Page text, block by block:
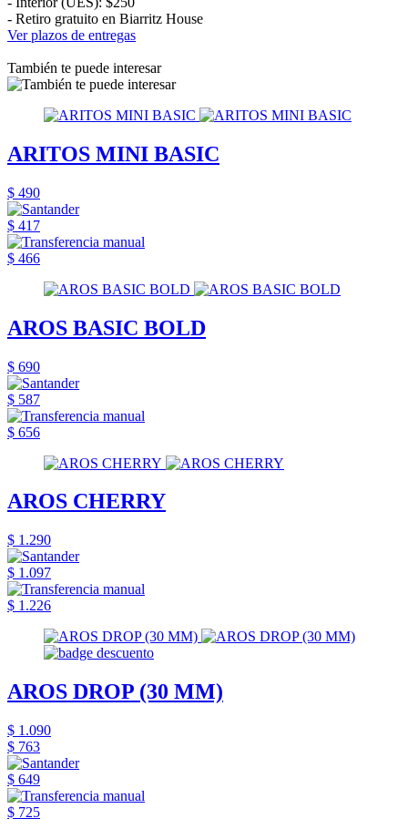
- Retiro gratuito en Biarritz House
Ver plazos de entregas
También te puede interesar
ARITOS MINI BASIC
$ 490
$ 417
$ 466
AROS BASIC BOLD
$ 690
$ 587
$ 656
AROS CHERRY
$ 1.290
$ 1.097
$ 1.226
AROS DROP (30 MM)
$ 1.090
$ 763
$ 649
$ 725